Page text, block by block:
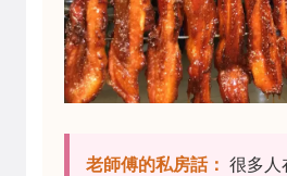
老師傅的私房話： 很多人